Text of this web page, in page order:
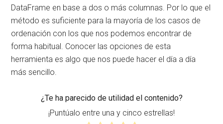
DataFrame en base a dos o más columnas. Por lo que el
método es suficiente para la mayoría de los casos de
ordenación con los que nos podemos encontrar de
forma habitual. Conocer las opciones de esta
herramienta es algo que nos puede hacer el día a día
más sencillo.
¿Te ha parecido de utilidad el contenido?
¡Puntúalo entre una y cinco estrellas!